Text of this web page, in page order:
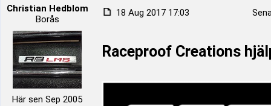
Christian Hedblom
Borås
Här sen Sep 2005
18 Aug 2017 17:03
Raceproof Creations